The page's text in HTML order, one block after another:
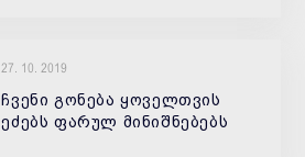
27. 10. 2019
ჩვენი გონება ყოველთვის
ეძებს ფარულ მინიშნებებს